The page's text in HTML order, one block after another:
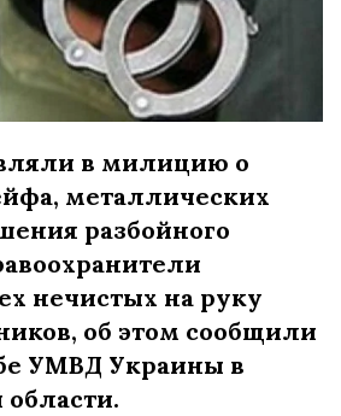
в милицию о
металлических
разбойного
нечистых на руку
об этом сообщили
УМВД Украины в